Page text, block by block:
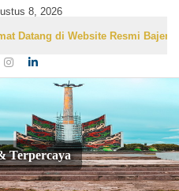
8, 2026
di Website Resmi
Terpercaya